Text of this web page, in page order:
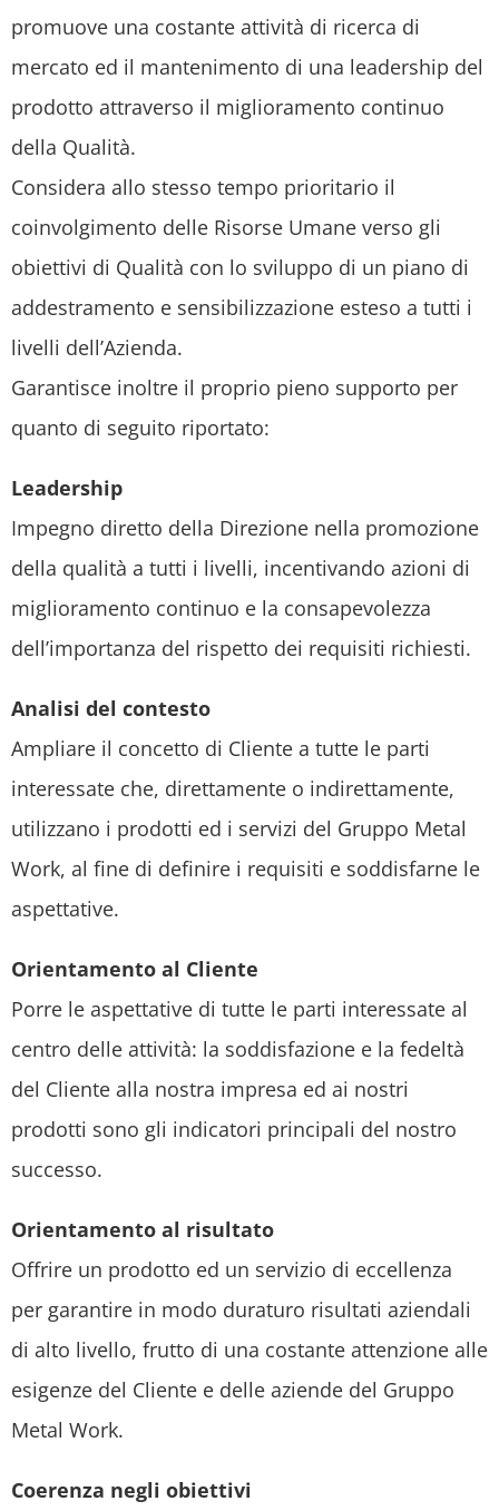
promuove una costante attività di ricerca di
mercato ed il mantenimento di una leadership del
prodotto attraverso il miglioramento continuo
della Qualità.
Considera allo stesso tempo prioritario il
coinvolgimento delle Risorse Umane verso gli
obiettivi di Qualità con lo sviluppo di un piano di
addestramento e sensibilizzazione esteso a tutti i
livelli dell’Azienda.
Garantisce inoltre il proprio pieno supporto per
quanto di seguito riportato:
Leadership
Impegno diretto della Direzione nella promozione
della qualità a tutti i livelli, incentivando azioni di
miglioramento continuo e la consapevolezza
dell’importanza del rispetto dei requisiti richiesti.
Analisi del contesto
Ampliare il concetto di Cliente a tutte le parti
interessate che, direttamente o indirettamente,
utilizzano i prodotti ed i servizi del Gruppo Metal
Work, al fine di definire i requisiti e soddisfarne le
aspettative.
Orientamento al Cliente
Porre le aspettative di tutte le parti interessate al
centro delle attività: la soddisfazione e la fedeltà
del Cliente alla nostra impresa ed ai nostri
prodotti sono gli indicatori principali del nostro
successo.
Orientamento al risultato
Offrire un prodotto ed un servizio di eccellenza
per garantire in modo duraturo risultati aziendali
di alto livello, frutto di una costante attenzione alle
esigenze del Cliente e delle aziende del Gruppo
Metal Work.
Coerenza negli obiettivi